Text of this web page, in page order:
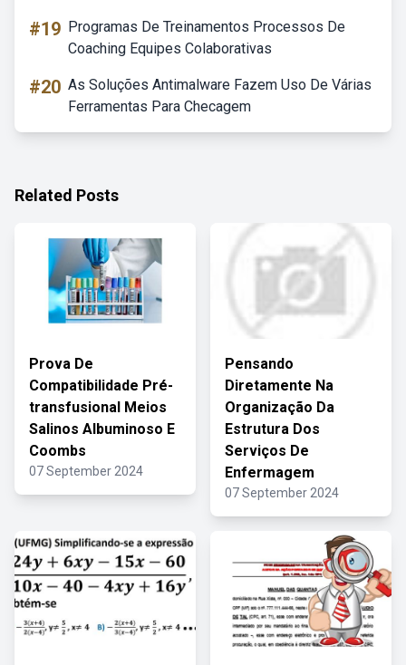
#19 Programas De Treinamentos Processos De
Coaching Equipes Colaborativas
#20 As Soluções Antimalware Fazem Uso De Várias
Ferramentas Para Checagem
Related Posts
Prova De
Compatibilidade Pré-
transfusional Meios
Salinos Albuminoso E
Coombs
07 September 2024
Pensando
Diretamente Na
Organização Da
Estrutura Dos
Serviços De
Enfermagem
07 September 2024